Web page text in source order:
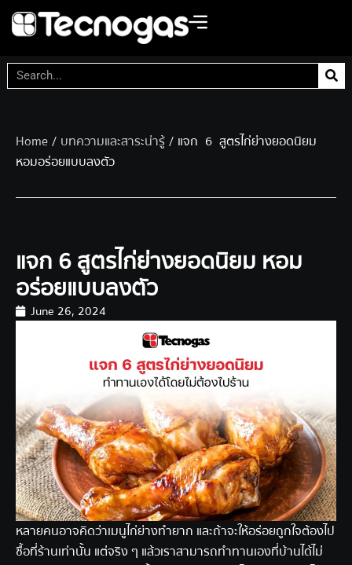
Home/ บทความและสาระน่ารู้/ แจก 6 สูตรไก่ย่างยอดนิยม
หอมอร่อยแบบลงตัว
แจก 6 สูตรไก่ย่างยอดนิยม หอม
อร่อยแบบลงตัว
June 26, 2024
หลายคนอาจคิดว่าเมนูไก่ย่างทำยาก และถ้าจะให้อร่อยถูกใจต้องไป
ซื้อที่ร้านเท่านั้น แต่จริง ๆ แล้วเราสามารถทำทานเองที่บ้านได้ไม่